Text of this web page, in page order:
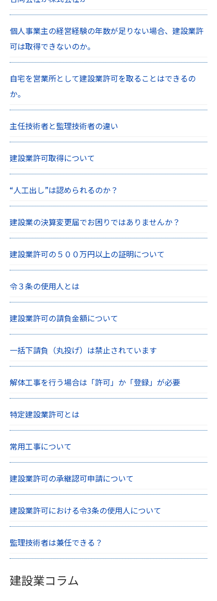
個人事業主の経営経験の年数が足りない場合、建設業許
可は取得できないのか。
自宅を営業所として建設業許可を取ることはできるの
か。
主任技術者と監理技術者の違い
建設業許可取得について
“人工出し”は認められるのか？
建設業の決算変更届でお困りではありませんか？
建設業許可の５００万円以上の証明について
令３条の使用人とは
建設業許可の請負金額について
一括下請負（丸投げ）は禁止されています
解体工事を行う場合は「許可」か「登録」が必要
特定建設業許可とは
常用工事について
建設業許可の承継認可申請について
建設業許可における令3条の使用人について
監理技術者は兼任できる？
建設業コラム